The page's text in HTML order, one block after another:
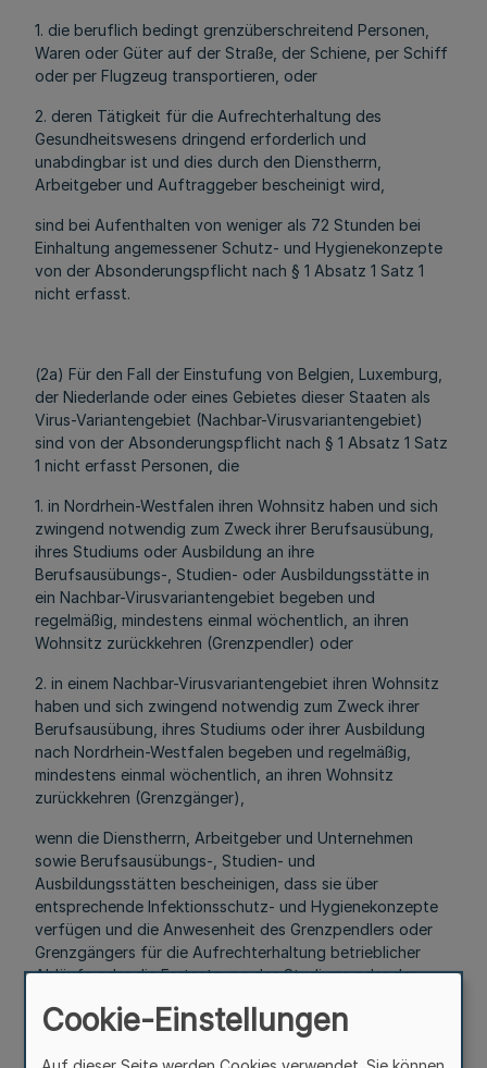
1. die beruflich bedingt grenzüberschreitend Personen,
Waren oder Güter auf der Straße, der Schiene, per Schiff
oder per Flugzeug transportieren, oder
2. deren Tätigkeit für die Aufrechterhaltung des
Gesundheitswesens dringend erforderlich und
unabdingbar ist und dies durch den Dienstherrn,
Arbeitgeber und Auftraggeber bescheinigt wird,
sind bei Aufenthalten von weniger als 72 Stunden bei
Einhaltung angemessener Schutz- und Hygienekonzepte
von der Absonderungspflicht nach § 1 Absatz 1 Satz 1
nicht erfasst.
(2a) Für den Fall der Einstufung von Belgien, Luxemburg,
der Niederlande oder eines Gebietes dieser Staaten als
Virus-Variantengebiet (Nachbar-Virusvariantengebiet)
sind von der Absonderungspflicht nach § 1 Absatz 1 Satz
1 nicht erfasst Personen, die
1. in Nordrhein-Westfalen ihren Wohnsitz haben und sich
zwingend notwendig zum Zweck ihrer Berufsausübung,
ihres Studiums oder Ausbildung an ihre
Berufsausübungs-, Studien- oder Ausbildungsstätte in
ein Nachbar-Virusvariantengebiet begeben und
regelmäßig, mindestens einmal wöchentlich, an ihren
Wohnsitz zurückkehren (Grenzpendler) oder
2. in einem Nachbar-Virusvariantengebiet ihren Wohnsitz
haben und sich zwingend notwendig zum Zweck ihrer
Berufsausübung, ihres Studiums oder ihrer Ausbildung
nach Nordrhein-Westfalen begeben und regelmäßig,
mindestens einmal wöchentlich, an ihren Wohnsitz
zurückkehren (Grenzgänger),
wenn die Dienstherrn, Arbeitgeber und Unternehmen
sowie Berufsausübungs-, Studien- und
Ausbildungsstätten bescheinigen, dass sie über
entsprechende Infektionsschutz- und Hygienekonzepte
verfügen und die Anwesenheit des Grenzpendlers oder
Grenzgängers für die Aufrechterhaltung betrieblicher
Abläufe oder die Fortsetzung des Studiums oder der
Cookie-Einstellungen